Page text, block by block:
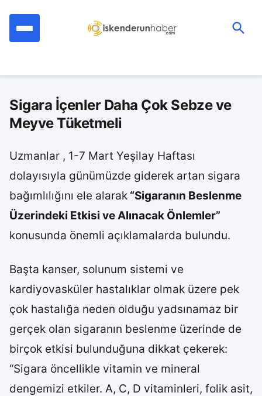
Sigara İçenler Daha Çok Sebze ve
Meyve Tüketmeli
Uzmanlar , 1-7 Mart Yeşilay Haftası
dolayısıyla günümüzde giderek artan sigara
bağımlılığını ele alarak “Sigaranın Beslenme
Üzerindeki Etkisi ve Alınacak Önlemler”
konusunda önemli açıklamalarda bulundu.
Başta kanser, solunum sistemi ve
kardiyovasküler hastalıklar olmak üzere pek
çok hastalığa neden olduğu yadsınamaz bir
gerçek olan sigaranın beslenme üzerinde de
birçok etkisi bulunduğuna dikkat çekerek:
“Sigara öncellikle vitamin ve mineral
dengemizi etkiler. A, C, D vitaminleri, folik asit,